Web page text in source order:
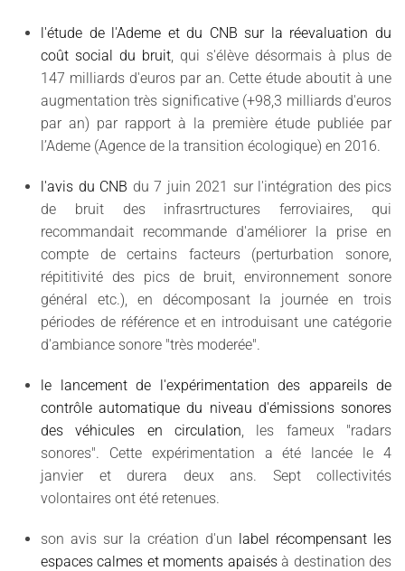
l'étude de l'Ademe et du CNB sur la réevaluation du
coût social du bruit, qui s'élève désormais à plus de
147 milliards d'euros par an. Cette étude aboutit à une
augmentation très significative (+98,3 milliards d'euros
par an) par rapport à la première étude publiée par
l’Ademe (Agence de la transition écologique) en 2016.
l'avis du CNB du 7 juin 2021 sur l'intégration des pics
de bruit des infrasrtructures ferroviaires, qui
recommandait recommande d'améliorer la prise en
compte de certains facteurs (perturbation sonore,
répititivité des pics de bruit, environnement sonore
général etc.), en décomposant la journée en trois
périodes de référence et en introduisant une catégorie
d'ambiance sonore "très moderée".
le lancement de l'expérimentation des appareils de
contrôle automatique du niveau d'émissions sonores
des véhicules en circulation, les fameux "radars
sonores". Cette expérimentation a été lancée le 4
janvier et durera deux ans. Sept collectivités
volontaires ont été retenues.
son avis sur la création d'un label récompensant les
espaces calmes et moments apaisésà destination des